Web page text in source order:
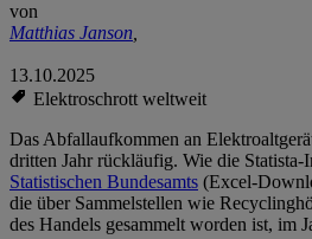
von
Matthias Janson,
13.10.2025
Elektroschrott weltweit
Das Abfallaufkommen an
dritten Jahr rückläufig. Wie die
Statistischen Bundesamts (Excel-
die über Sammelstellen wie
des Handels gesammelt worden ist, im